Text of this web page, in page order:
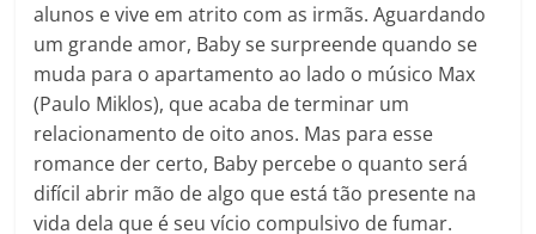
alunos e vive em atrito com as irmãs. Aguardando
um grande amor, Baby se surpreende quando se
muda para o apartamento ao lado o músico Max
(Paulo Miklos), que acaba de terminar um
relacionamento de oito anos. Mas para esse
romance der certo, Baby percebe o quanto será
difícil abrir mão de algo que está tão presente na
vida dela que é seu vício compulsivo de fumar.